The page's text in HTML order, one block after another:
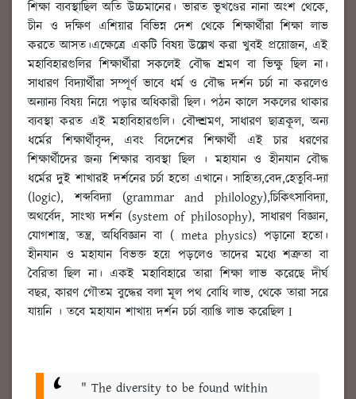
শিক্ষা ব্যবস্থাছিল অতি উচ্চমানের। ভারত ভূখণ্ডের নানা অংশ থেকে,
চীন ও দক্ষিণ এশিয়ার বিভিন্ন দেশ থেকে শিক্ষার্থীরা শিক্ষা লাভ
করতে আসত।এক্ষেত্রে একটি বিষয় উল্লেখ করা খুবই প্রয়োজন, এই
মহাবিহারগুলির শিক্ষার্থীরা সকলেই বৌদ্ধ শ্রমণ বা ভিক্ষু ছিল না।
সাধারণ বিদ্যার্থীরা সম্পূর্ণ ভাবে ধর্ম ও বৌদ্ধ দর্শন চর্চা না করলেও
অন্যান্য বিষয় নিয়ে পড়ার অধিকারী ছিল। পঠন কালে সকলের থাকার
ব্যবস্থা করত এই মহাবিহারগুলি। বৌদ্শ্রমণ, সাধারণ ছাত্রকূল, অন্য
ধর্মের শিক্ষার্থীবৃন্দ, এবং বিদেশের শিক্ষার্থী এই চার ধরণের
শিক্ষার্থীদের জন্য শিক্ষার ব্যবস্থা ছিল । মহাযান ও হীনযান বৌদ্ধ
ধর্মের দুই শাখারই দর্শনের চর্চা হতো এখানে। সাহিত্য,বেদ,হেতুবি-দ্যা
(logic), শব্দবিদ্যা (grammar and philology),চিকিৎসাবিদ্যা,
অথর্বেদ, সাংখ্য দর্শন (system of philosophy), সাধারণ বিজ্ঞান,
যোগশাস্ত্র, তন্ত্র, অধিবিজ্ঞান বা ( meta physics) পড়ানো হতো।
হীনযান ও মহাযান বিভক্ত হয়ে পড়লেও তাদের মধ্যে শত্রুতা বা
বৈরিতা ছিল না। একই মহাবিহারে তারা শিক্ষা লাভ করেছে দীর্ঘ
বছর, কারণ গৌতম বুদ্ধের বলা মূল পথ বোধি লাভ, থেকে তারা সরে
যায়নি । তবে মহাযান শাখায় দর্শন চর্চা ব্যাপ্তি লাভ করেছিল I
" The diversity to be found within